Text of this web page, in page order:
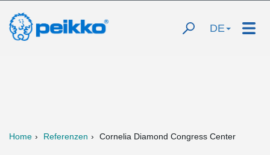
DE
Home Referenzen Cornelia Diamond Congress Center